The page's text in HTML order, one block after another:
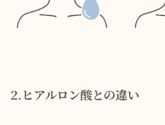
2.ヒアルロン酸との違い